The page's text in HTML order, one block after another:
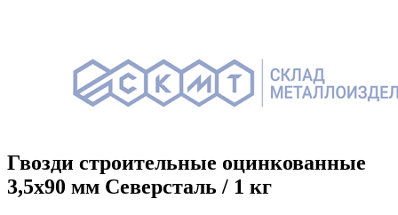
Гвозди строительные оцинкованные
3,5х90 мм Северсталь / 1 кг